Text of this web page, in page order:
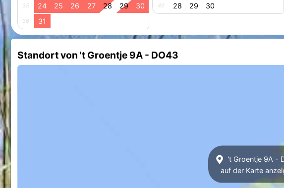
35 24 25 26 27 28 29 30
36 31
40 28 29 30
Standort von 't Groentje 9A - DO43
't Groentje 9A -
auf der Karte